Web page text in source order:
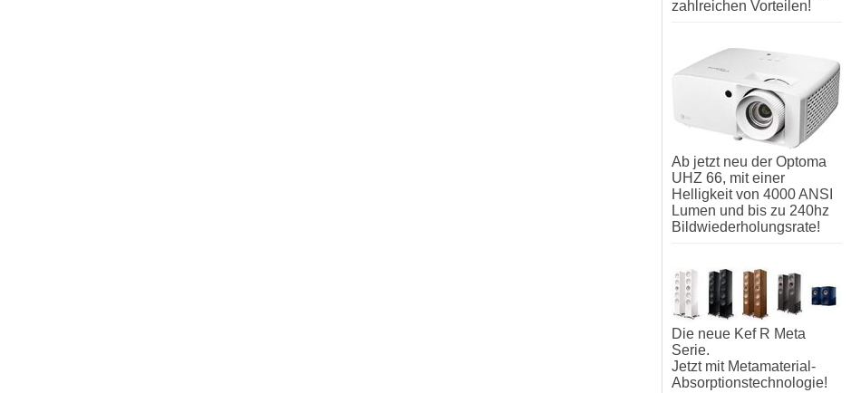
zahlreichen Vorteilen!
Ab jetzt neu der Optoma
UHZ 66, mit einer
Helligkeit von 4000 ANSI
Lumen und bis zu 240hz
Bildwiederholungsrate!
Die neue Kef R Meta
Serie.
Jetzt mit Metamaterial-
Absorptionstechnologie!